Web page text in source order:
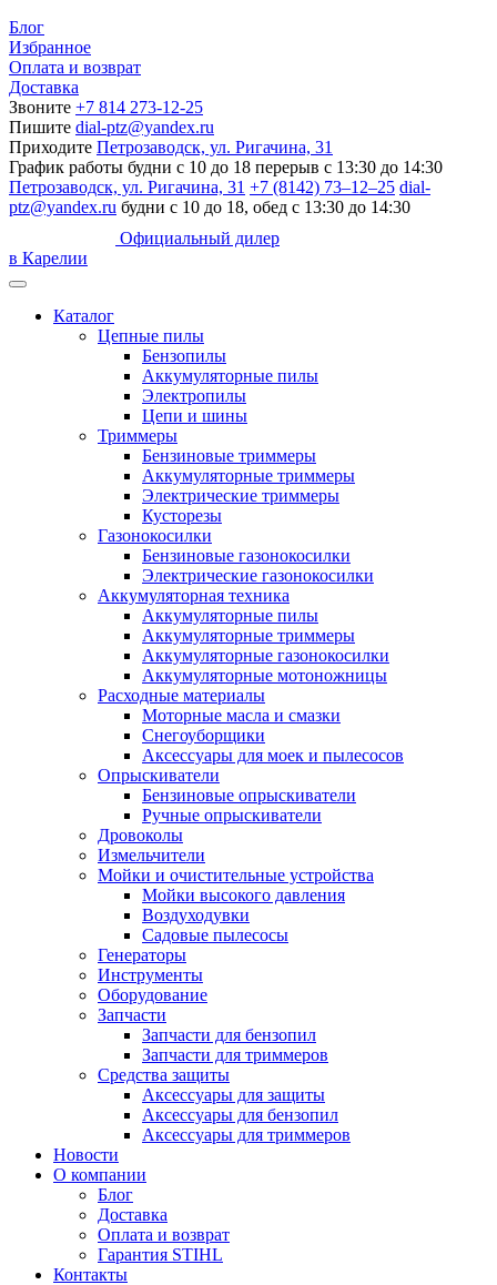
Блог
Избранное
Оплата и возврат
Доставка
Звоните +7 814 273-12-25
Пишите dial-ptz@yandex.ru
Приходите Петрозаводск, ул. Ригачина, 31
График работы будни c 10 до 18 перерыв с 13:30 до 14:30
Петрозаводск, ул. Ригачина, 31 +7 (8142) 73–12–25 dial-
ptz@yandex.ru будни c 10 до 18, обед с 13:30 до 14:30
Официальный дилер
в Карелии
Каталог
Цепные пилы
Бензопилы
Аккумуляторные пилы
Электропилы
Цепи и шины
Триммеры
Бензиновые триммеры
Аккумуляторные триммеры
Электрические триммеры
Кусторезы
Газонокосилки
Бензиновые газонокосилки
Электрические газонокосилки
Аккумуляторная техника
Аккумуляторные пилы
Аккумуляторные триммеры
Аккумуляторные газонокосилки
Аккумуляторные мотоножницы
Расходные материалы
Моторные масла и смазки
Снегоуборщики
Аксессуары для моек и пылесосов
Опрыскиватели
Бензиновые опрыскиватели
Ручные опрыскиватели
Дровоколы
Измельчители
Мойки и очистительные устройства
Мойки высокого давления
Воздуходувки
Садовые пылесосы
Генераторы
Инструменты
Оборудование
Запчасти
Запчасти для бензопил
Запчасти для триммеров
Средства защиты
Аксессуары для защиты
Аксессуары для бензопил
Аксессуары для триммеров
Новости
О компании
Блог
Доставка
Оплата и возврат
Гарантия STIHL
Контакты